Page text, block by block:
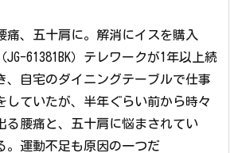
痛、五十肩に。解消にイスを購入
（JG-61381BK） テレワークが1年以上続
、自宅のダイニングテーブルで仕事
していたが、半年ぐらい前から時々
る腰痛と、五十肩に悩まされてい
。運動不足も原因の一つだ